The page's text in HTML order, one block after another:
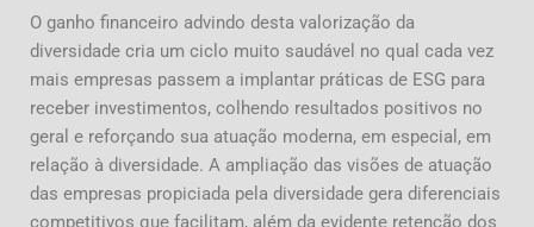
O ganho financeiro advindo desta valorização da
diversidade cria um ciclo muito saudável no qual cada vez
mais empresas passem a implantar práticas de ESG para
receber investimentos, colhendo resultados positivos no
geral e reforçando sua atuação moderna, em especial, em
relação à diversidade. A ampliação das visões de atuação
das empresas propiciada pela diversidade gera diferenciais
competitivos que facilitam, além da evidente retenção dos